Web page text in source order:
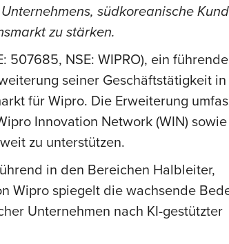
südkoreanische
zu stärken.
507685, NSE: WIPRO), ein
seiner Geschäftstätigkeit in
für Wipro. Die Erweiterung
Innovation Network (WIN) sowie
zu unterstützen.
in den Bereichen Halbleiter,
Wipro spiegelt die wachsende
Unternehmen nach KI-gestützter